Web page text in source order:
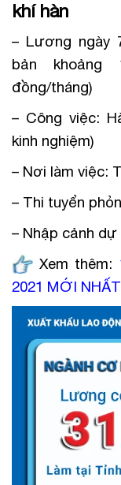
khí hàn
– Lương ngày
bản khoảng
đồng/tháng)
– Công việc:
kinh nghiệm)
– Nơi làm việc:
– Thi tuyển
– Nhập cảnh dự
Xem thêm:
2021 MỚI NHẤT